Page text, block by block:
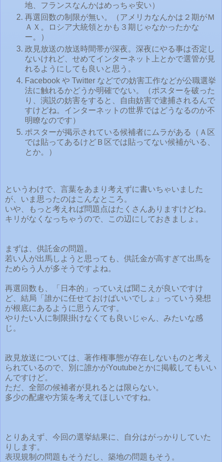
地、フランスなんかはめっちゃ安い）
再選回数の制限が無い。（アメリカなんかは２期がＭ
ＡＸ。ロシア大統領とかも３期じゃなかったかな
ー。）
政見放送の放送時間帯が深夜。深夜にやる事は否定し
ないけれど、せめてインターネット上とかで選管が見
れるようにしても良いと思う。
Facebook や Twitter などでの妨害工作などが公職選挙
法に触れるかどうか明確でない。（ポスターを破った
り、演説の妨害をすると、自由妨害で逮捕されるんで
すけどね。インターネットの世界ではどうなるのか不
明瞭なのです）
ポスターが掲示されている候補者にムラがある（Ａ区
では貼ってあるけどＢ区では貼ってない候補がいる、
とか。）
というわけで、言葉をあまり考えずに書いちゃいました
が、いま思ったのはこんなところ。
いや、もっと考えれば問題点はたくさんありますけどね。
キリがなくなっちゃうので、この辺にしておきましょ。
まずは、供託金の問題。
若い人が出馬しようと思っても、供託金が高すぎて出馬を
ためらう人が多そうですよね。
再選回数も、「日本的」っていえば聞こえが良いですけ
ど、結局「誰かに任せておけばいいでしょ」っていう発想
が根底にあるように思うんです。
やりたい人に制限掛けなくても良いじゃん、みたいな感
じ。
政見放送については、著作権事態が存在しないものと考え
られているので、別に誰かがYoutubeとかに掲載してもいい
んですけど。
ただ、全部の候補者が見れるとは限らない。
多少の配慮や方策を考えてほしいですね。
とりあえず、今回の選挙結果に、自分はがっかりしていた
りします。
表現規制の問題もそうだし、築地の問題もそう。